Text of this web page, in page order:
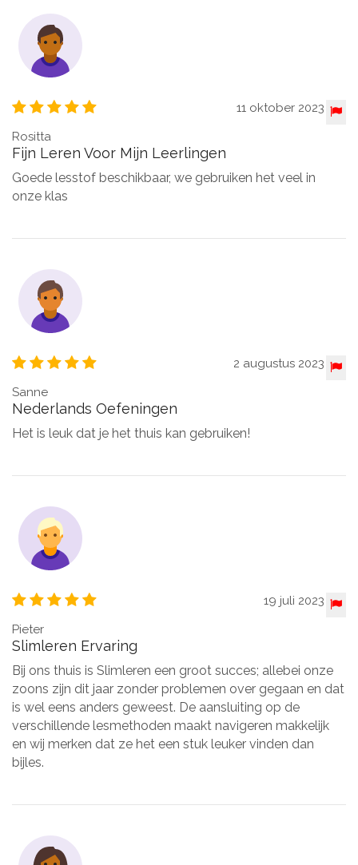
11 oktober 2023
Rositta
Fijn Leren Voor Mijn Leerlingen
Goede lesstof beschikbaar, we gebruiken het veel in
onze klas
2 augustus 2023
Sanne
Nederlands Oefeningen
Het is leuk dat je het thuis kan gebruiken!
19 juli 2023
Pieter
Slimleren Ervaring
Bij ons thuis is Slimleren een groot succes; allebei onze
zoons zijn dit jaar zonder problemen over gegaan en dat
is wel eens anders geweest. De aansluiting op de
verschillende lesmethoden maakt navigeren makkelijk
en wij merken dat ze het een stuk leuker vinden dan
bijles.